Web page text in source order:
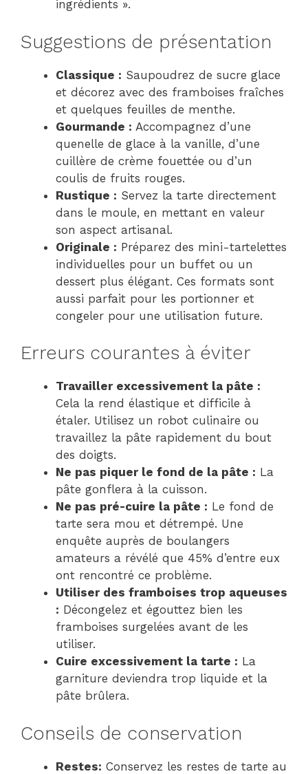
ingrédients ».
Suggestions de présentation
Classique : Saupoudrez de sucre glace
et décorez avec des framboises fraîches
et quelques feuilles de menthe.
Gourmande : Accompagnez d’une
quenelle de glace à la vanille, d’une
cuillère de crème fouettée ou d’un
coulis de fruits rouges.
Rustique : Servez la tarte directement
dans le moule, en mettant en valeur
son aspect artisanal.
Originale : Préparez des mini-tartelettes
individuelles pour un buffet ou un
dessert plus élégant. Ces formats sont
aussi parfait pour les portionner et
congeler pour une utilisation future.
Erreurs courantes à éviter
Travailler excessivement la pâte :
Cela la rend élastique et difficile à
étaler. Utilisez un robot culinaire ou
travaillez la pâte rapidement du bout
des doigts.
Ne pas piquer le fond de la pâte : La
pâte gonflera à la cuisson.
Ne pas pré-cuire la pâte : Le fond de
tarte sera mou et détrempé. Une
enquête auprès de boulangers
amateurs a révélé que 45% d’entre eux
ont rencontré ce problème.
Utiliser des framboises trop aqueuses
: Décongelez et égouttez bien les
framboises surgelées avant de les
utiliser.
Cuire excessivement la tarte : La
garniture deviendra trop liquide et la
pâte brûlera.
Conseils de conservation
Restes: Conservez les restes de tarte au